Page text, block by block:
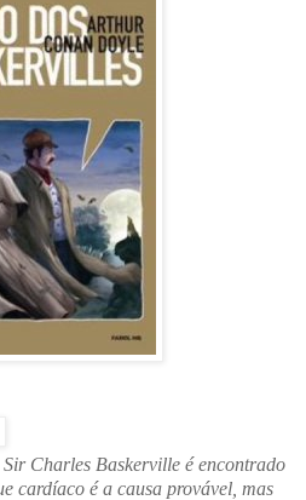
Charles Baskerville é encontrado
cardíaco é a causa provável, mas